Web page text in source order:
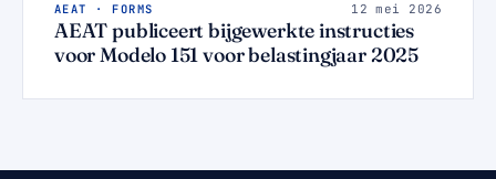
AEAT · FORMS 12 mei 2026
AEAT publiceert bijgewerkte instructies
voor Modelo 151 voor belastingjaar 2025